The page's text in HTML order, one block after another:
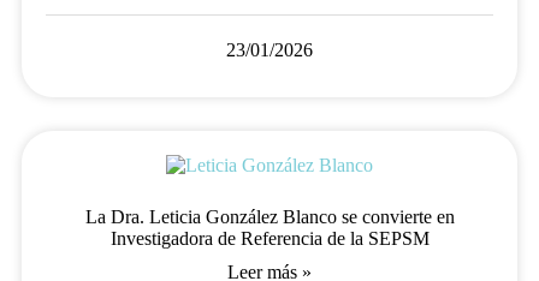
23/01/2026
La Dra. Leticia González Blanco se convierte en
Investigadora de Referencia de la SEPSM
Leer más »